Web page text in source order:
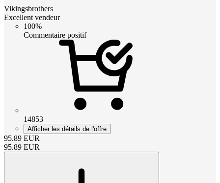
Vikingsbrothers
Excellent vendeur
100%
Commentaire positif
14853
Afficher les détails de l'offre
95.89 EUR
95.89 EUR